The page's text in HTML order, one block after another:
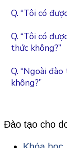
Q. “Tôi có
Q. “Tôi có
thức không?”
Q. “Ngoài
không?”
Đào tạo cho